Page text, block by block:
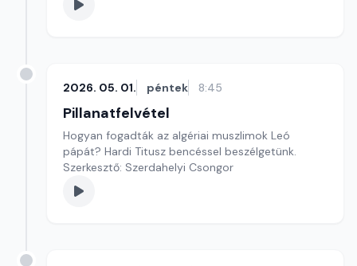
2026. 05. 01. péntek 8:45
Pillanatfelvétel
Hogyan fogadták az algériai muszlimok Leó
pápát? Hardi Titusz bencéssel beszélgetünk.
Szerkesztő: Szerdahelyi Csongor